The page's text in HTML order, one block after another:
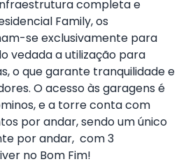
completa e
Family, os
se exclusivamente para
vedada a utilização para
o que garante tranquilidade e
O acesso às garagens é
e a torre conta com
por andar, sendo um único
por andar, com 3
no Bom Fim!